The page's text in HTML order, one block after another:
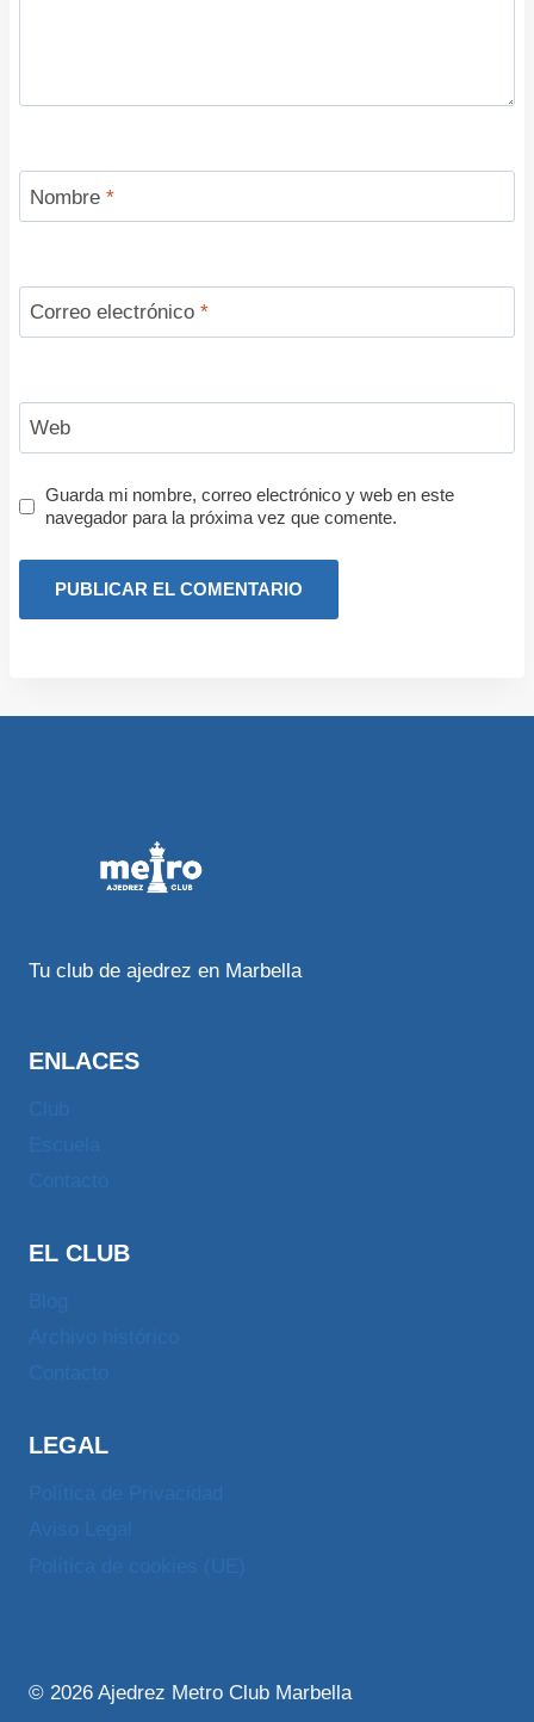
Nombre *
Correo electrónico *
Web
Guarda mi nombre, correo electrónico y web en este
navegador para la próxima vez que comente.
Tu club de ajedrez en Marbella
ENLACES
EL CLUB
LEGAL
© 2026 Ajedrez Metro Club Marbella